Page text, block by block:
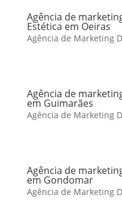
Agência de
Estética em Oeiras
Agência de Marketing
Agência de
em Guimarães
Agência de Marketing
Agência de
em Gondomar
Agência de Marketing